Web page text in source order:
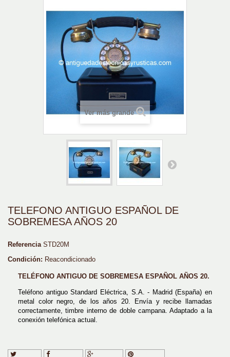
Ver más grande
TELEFONO ANTIGUO ESPAÑOL DE
SOBREMESA AÑOS 20
Referencia STD20M
Condición: Reacondicionado
TELÉFONO ANTIGUO DE SOBREMESA ESPAÑOL AÑOS 20.
Teléfono antiguo Standard Eléctrica, S.A. - Madrid (España) en
metal color negro, de los años 20. Envía y recibe llamadas
correctamente, timbre interno de doble campana. Adaptado a la
conexión telefónica actual.
Tuitear Compartir